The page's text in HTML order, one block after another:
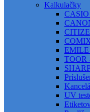
Kalkulačky
CASIO
EMILE
TOOR
UV